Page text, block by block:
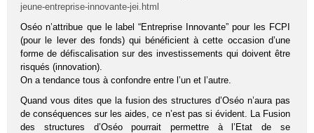
jeune-entreprise-innovante-jei.html
Oséo n’attribue que le label “Entreprise Innovante” pour les FCPI
(pour le lever des fonds) qui bénéficient à cette occasion d’une
forme de défiscalisation sur des investissements qui doivent être
risqués (innovation).
On a tendance tous à confondre entre l’un et l’autre.
Quand vous dites que la fusion des structures d’Oséo n’aura pas
de conséquences sur les aides, ce n’est pas si évident. La Fusion
des structures d’Oséo pourrait permettre à l’Etat de se